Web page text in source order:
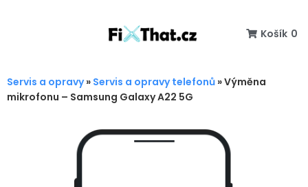
Košík 0
Servis a opravy» Servis a opravy telefonů »Výměna
mikrofonu – Samsung Galaxy A22 5G